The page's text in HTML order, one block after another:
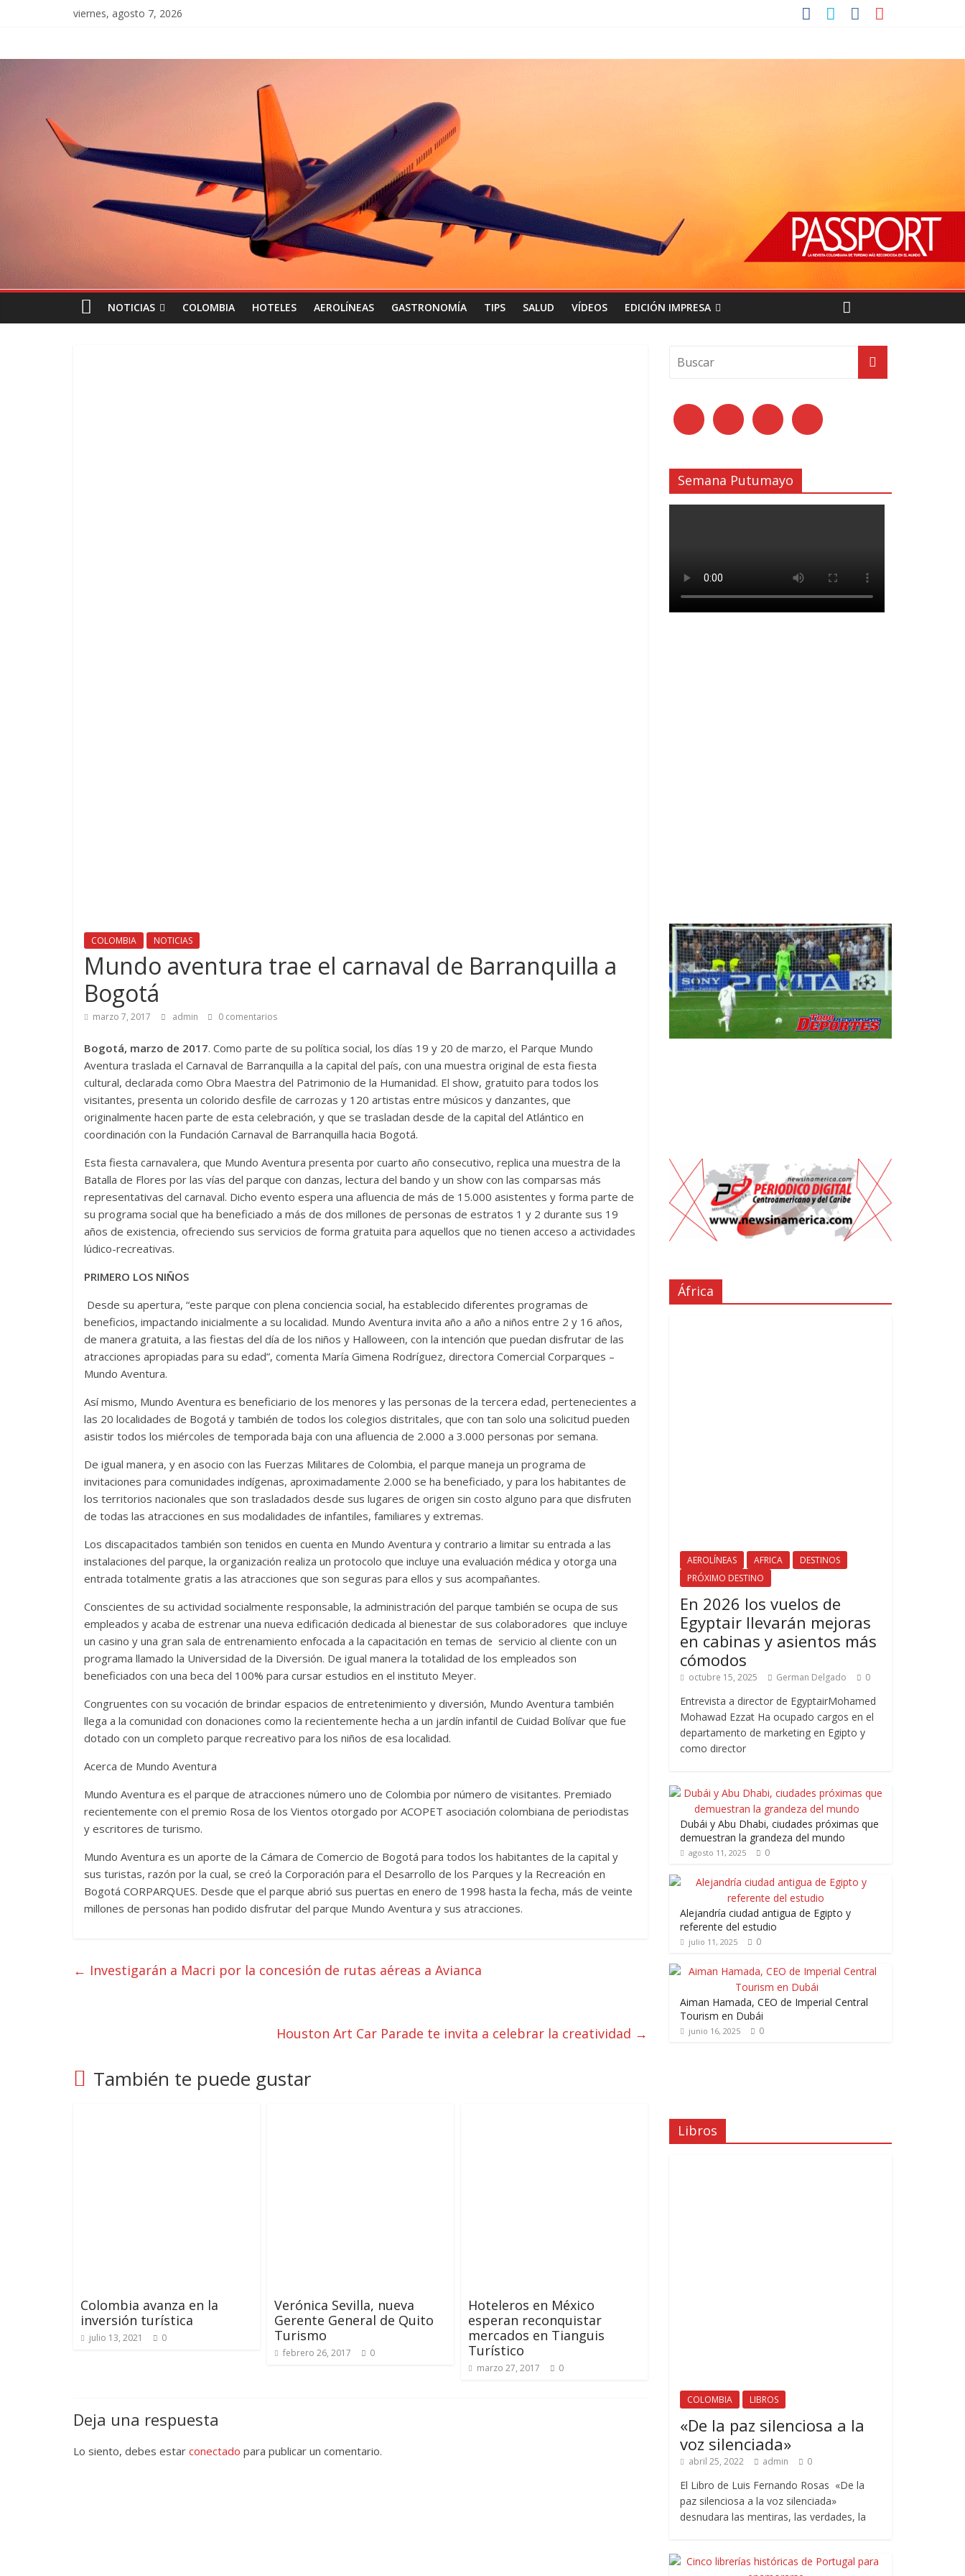
viernes, agosto 7, 2026
NOTICIAS COLOMBIA HOTELES AEROLÍNEAS GASTRONOMÍA TIPS SALUD VÍDEOS EDICIÓN IMPRESA
COLOMBIA NOTICIAS
Mundo aventura trae el carnaval de Barranquilla a
Bogotá
marzo 7, 2017 admin 0 comentarios
Bogotá, marzo de 2017. Como parte de su política social, los días 19 y 20 de marzo, el Parque Mundo
Aventura traslada el Carnaval de Barranquilla a la capital del país, con una muestra original de esta fiesta
cultural, declarada como Obra Maestra del Patrimonio de la Humanidad. El show, gratuito para todos los
visitantes, presenta un colorido desfile de carrozas y 120 artistas entre músicos y danzantes, que
originalmente hacen parte de esta celebración, y que se trasladan desde de la capital del Atlántico en
coordinación con la Fundación Carnaval de Barranquilla hacia Bogotá.
Esta fiesta carnavalera, que Mundo Aventura presenta por cuarto año consecutivo, replica una muestra de la
Batalla de Flores por las vías del parque con danzas, lectura del bando y un show con las comparsas más
representativas del carnaval. Dicho evento espera una afluencia de más de 15.000 asistentes y forma parte de
su programa social que ha beneficiado a más de dos millones de personas de estratos 1 y 2 durante sus 19
años de existencia, ofreciendo sus servicios de forma gratuita para aquellos que no tienen acceso a actividades
lúdico-recreativas.
PRIMERO LOS NIÑOS
Desde su apertura, “este parque con plena conciencia social, ha establecido diferentes programas de
beneficios, impactando inicialmente a su localidad. Mundo Aventura invita año a año a niños entre 2 y 16 años,
de manera gratuita, a las fiestas del día de los niños y Halloween, con la intención que puedan disfrutar de las
atracciones apropiadas para su edad”, comenta María Gimena Rodríguez, directora Comercial Corparques –
Mundo Aventura.
Así mismo, Mundo Aventura es beneficiario de los menores y las personas de la tercera edad, pertenecientes a
las 20 localidades de Bogotá y también de todos los colegios distritales, que con tan solo una solicitud pueden
asistir todos los miércoles de temporada baja con una afluencia de 2.000 a 3.000 personas por semana.
De igual manera, y en asocio con las Fuerzas Militares de Colombia, el parque maneja un programa de
invitaciones para comunidades indígenas, aproximadamente 2.000 se ha beneficiado, y para los habitantes de
los territorios nacionales que son trasladados desde sus lugares de origen sin costo alguno para que disfruten
de todas las atracciones en sus modalidades de infantiles, familiares y extremas.
Los discapacitados también son tenidos en cuenta en Mundo Aventura y contrario a limitar su entrada a las
instalaciones del parque, la organización realiza un protocolo que incluye una evaluación médica y otorga una
entrada totalmente gratis a las atracciones que son seguras para ellos y sus acompañantes.
Conscientes de su actividad socialmente responsable, la administración del parque también se ocupa de sus
empleados y acaba de estrenar una nueva edificación dedicada al bienestar de sus colaboradores que incluye
un casino y una gran sala de entrenamiento enfocada a la capacitación en temas de servicio al cliente con un
programa llamado la Universidad de la Diversión. De igual manera la totalidad de los empleados son
beneficiados con una beca del 100% para cursar estudios en el instituto Meyer.
Congruentes con su vocación de brindar espacios de entretenimiento y diversión, Mundo Aventura también
llega a la comunidad con donaciones como la recientemente hecha a un jardín infantil de Cuidad Bolívar que fue
dotado con un completo parque recreativo para los niños de esa localidad.
Acerca de Mundo Aventura
Mundo Aventura es el parque de atracciones número uno de Colombia por número de visitantes. Premiado
recientemente con el premio Rosa de los Vientos otorgado por ACOPET asociación colombiana de periodistas
y escritores de turismo.
Mundo Aventura es un aporte de la Cámara de Comercio de Bogotá para todos los habitantes de la capital y
sus turistas, razón por la cual, se creó la Corporación para el Desarrollo de los Parques y la Recreación en
Bogotá CORPARQUES. Desde que el parque abrió sus puertas en enero de 1998 hasta la fecha, más de veinte
millones de personas han podido disfrutar del parque Mundo Aventura y sus atracciones.
← Investigarán a Macri por la concesión de rutas aéreas a Avianca
Houston Art Car Parade te invita a celebrar la creatividad →
También te puede gustar
Colombia avanza en la
inversión turística
julio 13, 2021 0
Verónica Sevilla, nueva
Gerente General de Quito
Turismo
febrero 26, 2017 0
Hoteleros en México
esperan reconquistar
mercados en Tianguis
Turístico
marzo 27, 2017 0
Deja una respuesta
Lo siento, debes estar conectado para publicar un comentario.
Semana Putumayo
África
AEROLÍNEAS AFRICA
DESTINOS
PRÓXIMO DESTINO
En 2026 los vuelos de
Egyptair llevarán mejoras
en cabinas y asientos más
cómodos
octubre 15, 2025 German Delgado 0
Entrevista a director de EgyptairMohamed
Mohawad Ezzat Ha ocupado cargos en el
departamento de marketing en Egipto y
como director
Dubái y Abu Dhabi, ciudades próximas que
demuestran la grandeza del mundo
agosto 11, 2025 0
Alejandría ciudad antigua de Egipto y
referente del estudio
julio 11, 2025 0
Aiman Hamada, CEO de Imperial Central
Tourism en Dubái
junio 16, 2025 0
Libros
COLOMBIA LIBROS
«De la paz silenciosa a la
voz silenciada»
abril 25, 2022 admin 0
El Libro de Luis Fernando Rosas «De la
paz silenciosa a la voz silenciada»
desnudara las mentiras, las verdades, la